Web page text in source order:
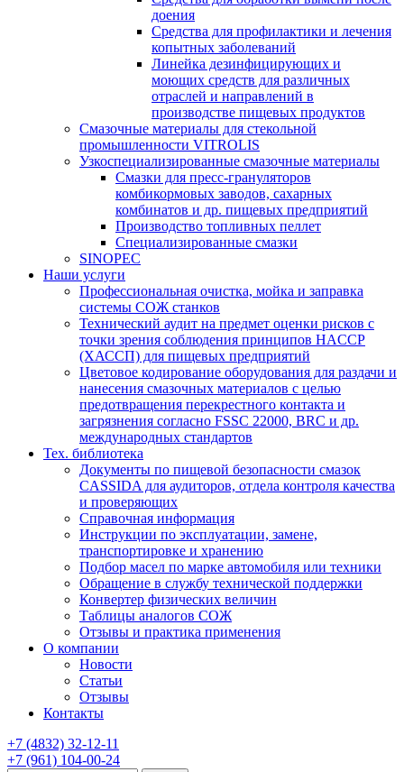
доения
Средства для профилактики и лечения
копытных заболеваний
Линейка дезинфицирующих и
моющих средств для различных
отраслей и направлений в
производстве пищевых продуктов
Смазочные материалы для стекольной
промышленности VITROLIS
Узкоспециализированные смазочные материалы
Смазки для пресс-грануляторов
комбикормовых заводов, сахарных
комбинатов и др. пищевых предприятий
Производство топливных пеллет
Специализированные смазки
SINOPEC
Наши услуги
Профессиональная очистка, мойка и заправка
системы СОЖ станков
Технический аудит на предмет оценки рисков с
точки зрения соблюдения принципов HACCP
(ХАССП) для пищевых предприятий
Цветовое кодирование оборудования для раздачи и
нанесения смазочных материалов с целью
предотвращения перекрестного контакта и
загрязнения согласно FSSC 22000, BRC и др.
международных стандартов
Тех. библиотека
Документы по пищевой безопасности смазок
CASSIDA для аудиторов, отдела контроля качества
и проверяющих
Справочная информация
Инструкции по эксплуатации, замене,
транспортировке и хранению
Подбор масел по марке автомобиля или техники
Обращение в службу технической поддержки
Конвертер физических величин
Таблицы аналогов СОЖ
Отзывы и практика применения
О компании
Новости
Статьи
Отзывы
Контакты
+7 (4832) 32-12-11
+7 (961) 104-00-24